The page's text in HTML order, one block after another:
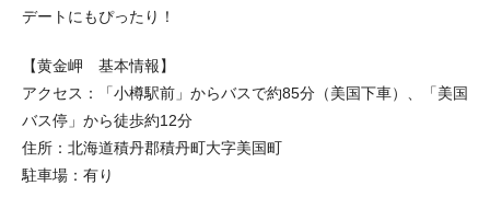
デートにもぴったり！
【黄金岬 基本情報】
アクセス：「小樽駅前」からバスで約85分（美国下車）、「美国
バス停」から徒歩約12分
住所：北海道積丹郡積丹町大字美国町
駐車場：有り